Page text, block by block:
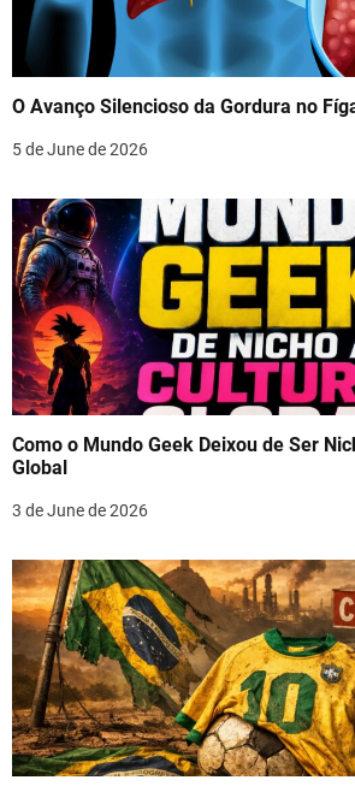
O Avanço Silencioso da Gordura no
5 de June de 2026
Como o Mundo Geek Deixou de Ser
Global
3 de June de 2026